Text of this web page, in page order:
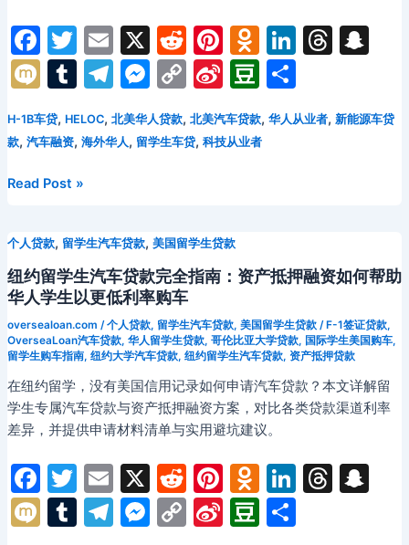
攻
略
车
贷
款
全
指
加
政
策
与
车
全
攻
略
F
a
c
e
b
o
k
T
w
itt
er
E
m
ai
l
X R
e
d
di
t
Pi
nt
er
e
st
O
d
n
o
kl
ni
Li
n
k
e
T
a
S
p
M
i
T
m
bl
r
T
e
gr
M
s
g
er
C
p
y
k
Si
a
o
D
u
分
H-1B车贷, HELOC, 北美华人贷款, 北美汽车贷款, 华人从业者, 新能源车贷
款, 汽车融资, 海外华人 , 留学生车贷, 科技从业者
北
技
从
业
购
车
融
资
全
略：
2026
年
Read Post »
个人贷款, 留学生汽车贷款, 美国留学生贷款
纽约留学生汽车贷款完全指南：资产抵押融资如何帮助
华人学生以更低利率购车
oversealoan.com /个人贷款, 留学生汽车贷款, 美国留学生贷款/F-1签证贷款,
OverseaLoan汽车贷款, 华人留学生贷款, 哥伦比亚大学贷款, 国际学生美国购车,
留学生购车指南, 纽约大学汽车贷款, 纽约留学生汽车贷款, 资产抵押贷款
在纽约留学，没有美国信用记录如何申请汽车贷款？本文详解留
学生专属汽车贷款与资产抵押融资方案，对比各类贷款渠道利率
差异，并提供申请材料清单与实用避坑建议。
F
a
c
T
w
itt
E
m
ai
X R
e
d
Pi
nt
er
O
d
n
Li
n
k
T S
M T T M C Si D 分